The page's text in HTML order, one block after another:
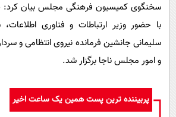
سخنگوی کمیسیون فرهنگی مجلس بیان کرد:
با حضور وزیر ارتباطات و فناوری
سلیمانی جانشین فرمانده نیروی انتظامی و
و امور مجلس ناجا برگزار شد.
پربیننده ترین پست همین یک ساعت اخیر